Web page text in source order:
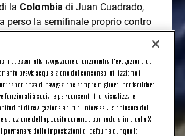
la Colombia di Juan Cuadrado,
perso la semifinale proprio contro
per una partita che sarà
il violento nubifragio che ha
nell’intervallo, costringendo le
pausa.
al momento della fine del primo
necessari alla navigazione e funzionali all’erogazione del
previa acquisizione del consenso, utilizziamo i
di navigazione sempre migliore, per facilitare
funzionalità social e per consentirti di visualizzare
di navigazione e ai tuoi interessi. La chiusura del
selezione dell’apposito comando contraddistinto dalla X
permanere delle impostazioni di default e dunque la